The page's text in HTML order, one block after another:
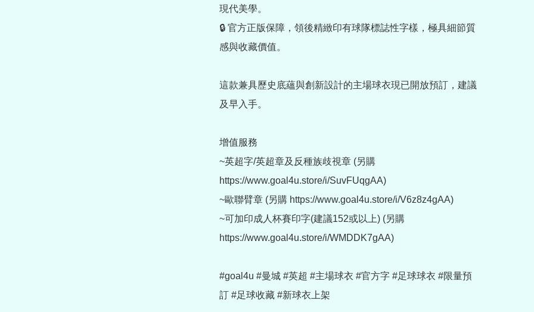
現代美學。
🔒 官方正版保障，領後精緻印有球隊標誌性字樣，極具細節質
感與收藏價值。
這款兼具歷史底蘊與創新設計的主場球衣現已開放預訂，建議
及早入手。
增值服務
~英超字/英超章及反種族歧視章 (另購
https://www.goal4u.store/i/SuvFUqgAA)
~歐聯臂章 (另購 https://www.goal4u.store/i/V6z8z4gAA)
~可加印成人杯賽印字(建議152或以上) (另購
https://www.goal4u.store/i/WMDDK7gAA)
#goal4u #曼城 #英超 #主場球衣 #官方字 #足球球衣 #限量預
訂 #足球收藏 #新球衣上架